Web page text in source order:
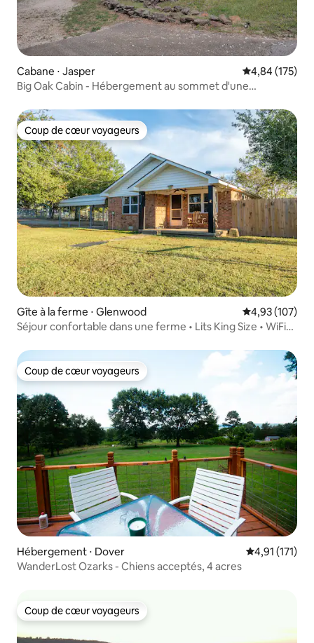
Cabane ⋅ Jasper Évaluation
4,84 (175)
Big Oak Cabin - Hébergement au sommet d'une
Coup de cœur voyageurs
Coup de cœur voyageurs
Gîte à la ferme ⋅ Glenwood Évaluation
4,93 (107)
Séjour confortable dans une ferme • Lits King Size • WiFi
Coup de cœur voyageurs
Coup de cœur voyageurs
Hébergement ⋅ Dover Évaluation
4,91 (171)
WanderLost Ozarks - Chiens acceptés, 4 acres
Coup de cœur voyageurs
Coup de cœur voyageurs